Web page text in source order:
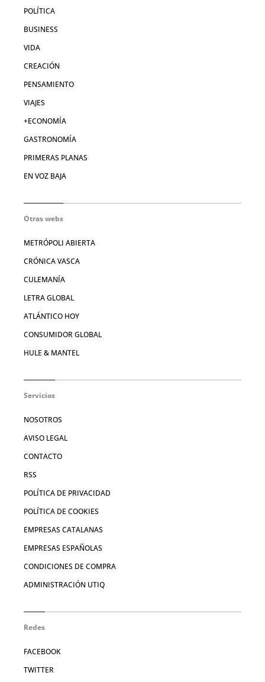
POLÍTICA
BUSINESS
VIDA
CREACIÓN
PENSAMIENTO
VIAJES
+ECONOMÍA
GASTRONOMÍA
PRIMERAS PLANAS
EN VOZ BAJA
Otras webs
METRÓPOLI ABIERTA
CRÓNICA VASCA
CULEMANÍA
LETRA GLOBAL
ATLÁNTICO HOY
CONSUMIDOR GLOBAL
HULE & MANTEL
Servicios
NOSOTROS
AVISO LEGAL
CONTACTO
RSS
POLÍTICA DE PRIVACIDAD
POLÍTICA DE COOKIES
EMPRESAS CATALANAS
EMPRESAS ESPAÑOLAS
CONDICIONES DE COMPRA
ADMINISTRACIÓN UTIQ
Redes
FACEBOOK
TWITTER